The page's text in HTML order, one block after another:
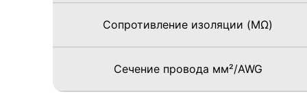
Сопротивление изоляции (MΩ)
Сечение провода мм²/AWG